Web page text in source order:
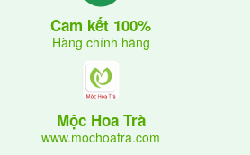
Cam kết 100%
Hàng chính hãng
Mộc Hoa Trà
www.mochoatra.com